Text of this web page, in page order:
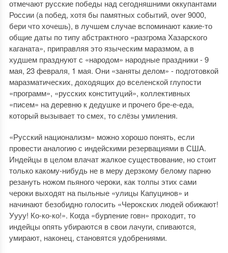
отмечают русские победы над сегодняшними оккупантами
России (а побед, хотя бы памятных событий, over 9000,
бери что хочешь), в лучшем случае вспоминают какие-то
общие даты по типу абстрактного «разгрома Хазарского
каганата», приправляя это языческим маразмом, а в
худшем празднуют с «народом» народные праздники - 9
мая, 23 февраля, 1 мая. Они «заняты делом» - подготовкой
маразматических, доходящих до вселенской глупости
«программ», «русских конституций», коллективных
«писем» на деревню к дедушке и прочего бре-е-еда,
который вызывает то смех, то слёзы умиления.
«Русский национализм» можно хорошо понять, если
провести аналогию с индейскими резервациями в США.
Индейцы в целом влачат жалкое существование, но стоит
только какому-нибудь не в меру дерзкому белому парню
резануть ножом пьяного чероки, как толпы этих сами
чероки выходят на пыльные «улицы Капуцинов» и
начинают безобидно голосить «Черокских людей обижают!
Уууу! Ко-ко-ко!». Когда «бурление говн» проходит, то
индейцы опять убираются в свои лачуги, спиваются,
умирают, наконец, становятся удобрениями.